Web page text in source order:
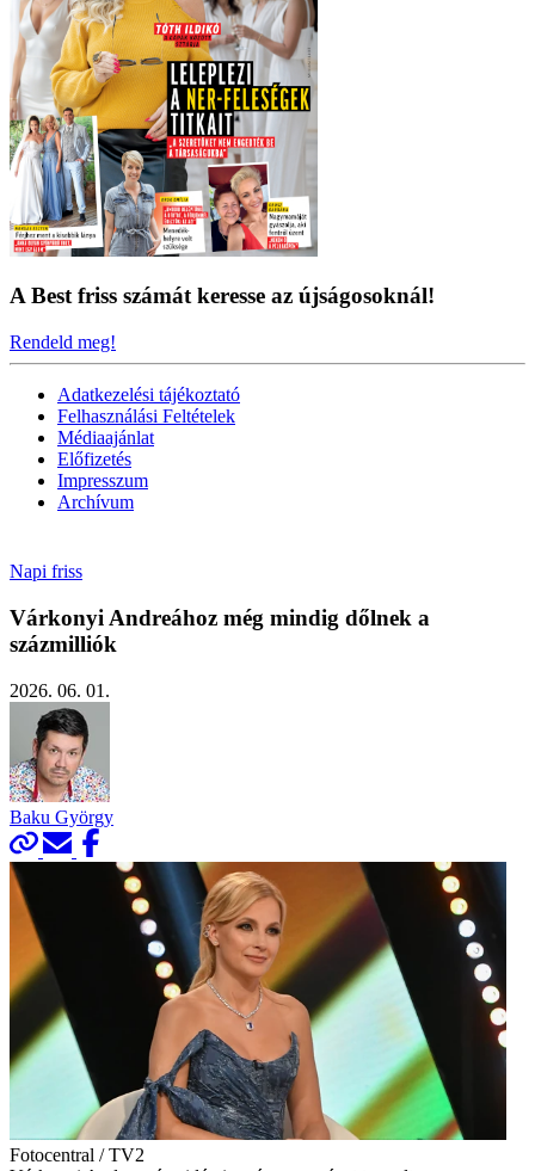
A Best friss számát keresse az újságosoknál!
Rendeld meg!
Adatkezelési tájékoztató
Felhasználási Feltételek
Médiaajánlat
Előfizetés
Impresszum
Archívum
Napi friss
Várkonyi Andreához még mindig dőlnek a
százmilliók
2026. 06. 01.
Baku György
Fotocentral / TV2